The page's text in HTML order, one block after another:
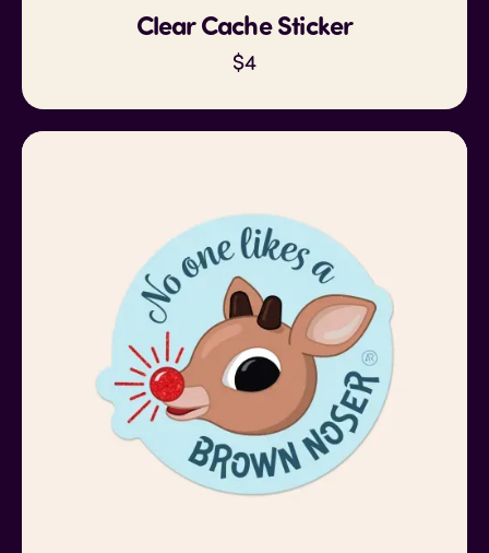
Clear Cache Sticker
$4